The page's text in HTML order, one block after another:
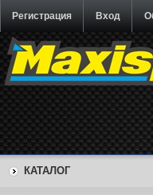
Регистрация Вход
КАТАЛОГ